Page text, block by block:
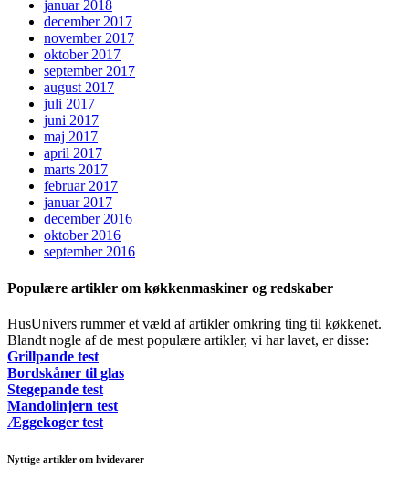
januar 2018
december 2017
november 2017
oktober 2017
september 2017
august 2017
juli 2017
juni 2017
maj 2017
april 2017
marts 2017
februar 2017
januar 2017
december 2016
oktober 2016
september 2016
Populære artikler om køkkenmaskiner og redskaber
HusUnivers rummer et væld af artikler omkring ting til køkkenet.
Blandt nogle af de mest populære artikler, vi har lavet, er disse:
Grillpande test
Bordskåner til glas
Stegepande test
Mandolinjern test
Æggekoger test
Nyttige artikler om hvidevarer